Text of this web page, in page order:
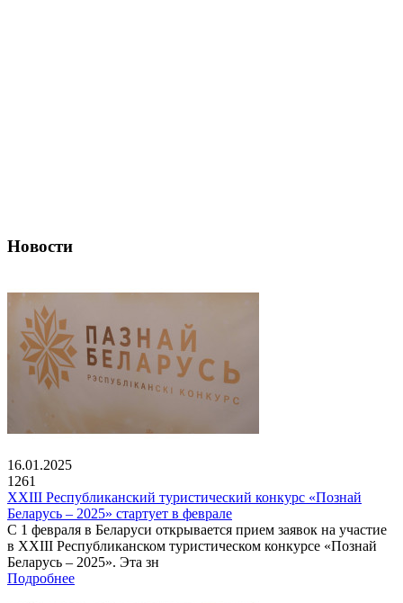
Новости
16.01.2025
1261
XXIII Республиканский туристический конкурс «Познай
Беларусь – 2025» стартует в феврале
С 1 февраля в Беларуси открывается прием заявок на участие
в XXIII Республиканском туристическом конкурсе «Познай
Беларусь – 2025». Эта зн
Подробнее